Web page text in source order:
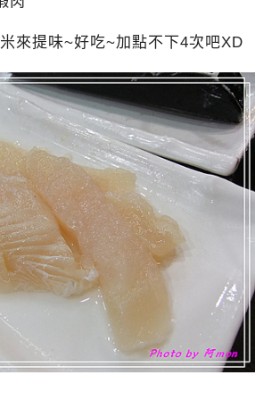
來提味~好吃~加點不下4次吧XD